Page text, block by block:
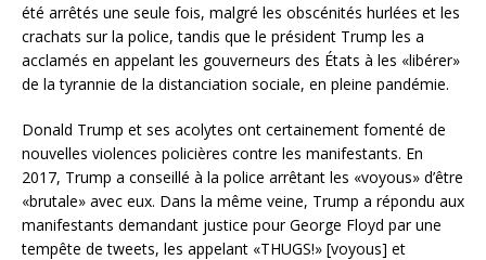
été arrêtés une seule fois, malgré les obscénités hurlées et les
crachats sur la police, tandis que le président Trump les a
acclamés en appelant les gouverneurs des États à les «libérer»
de la tyrannie de la distanciation sociale, en pleine pandémie.
Donald Trump et ses acolytes ont certainement fomenté de
nouvelles violences policières contre les manifestants. En
2017, Trump a conseillé à la police arrêtant les «voyous» d’être
«brutale» avec eux. Dans la même veine, Trump a répondu aux
manifestants demandant justice pour George Floyd par une
tempête de tweets, les appelant «THUGS!» [voyous] et